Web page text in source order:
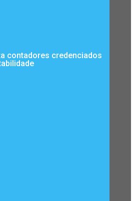
contadores credenciados